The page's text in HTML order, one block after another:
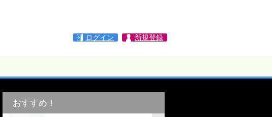
ログイン 新規登録
おすすめ！